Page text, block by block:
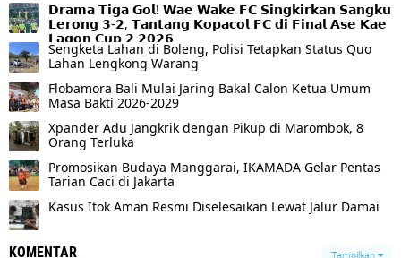
𝗗𝗿𝗮𝗺𝗮 𝗧𝗶𝗴𝗮 𝗚𝗼𝗹! 𝗪𝗮𝗲 𝗪𝗮𝗸𝗲 𝗙𝗖 𝗦𝗶𝗻𝗴𝗸𝗶𝗿𝗸𝗮𝗻 𝗦𝗮𝗻𝗴𝗸𝘂
𝗟𝗲𝗿𝗼𝗻𝗴 𝟯-𝟮, 𝗧𝗮𝗻𝘁𝗮𝗻𝗴 𝗞𝗼𝗽𝗮𝗰𝗼𝗹 𝗙𝗖 𝗱𝗶 𝗙𝗶𝗻𝗮𝗹 𝗔𝘀𝗲 𝗞𝗮𝗲
𝗟𝗮𝗴𝗼𝗻 𝗖𝘂𝗽 𝟮 𝟮𝟬𝟮𝟲
Sengketa Lahan di Boleng, Polisi Tetapkan Status Quo
Lahan Lengkong Warang
Flobamora Bali Mulai Jaring Bakal Calon Ketua Umum
Masa Bakti 2026-2029
Xpander Adu Jangkrik dengan Pikup di Marombok, 8
Orang Terluka
Promosikan Budaya Manggarai, IKAMADA Gelar Pentas
Tarian Caci di Jakarta
Kasus Itok Aman Resmi Diselesaikan Lewat Jalur Damai
KOMENTAR